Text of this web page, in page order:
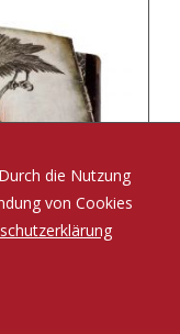
die Nutzung
von Cookies